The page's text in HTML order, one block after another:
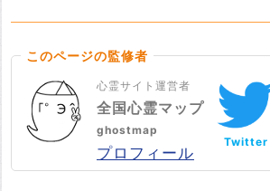
このページの監修者
心霊サイト運営者
全国心霊マップ
ghostmap
プロフィール
Twitter